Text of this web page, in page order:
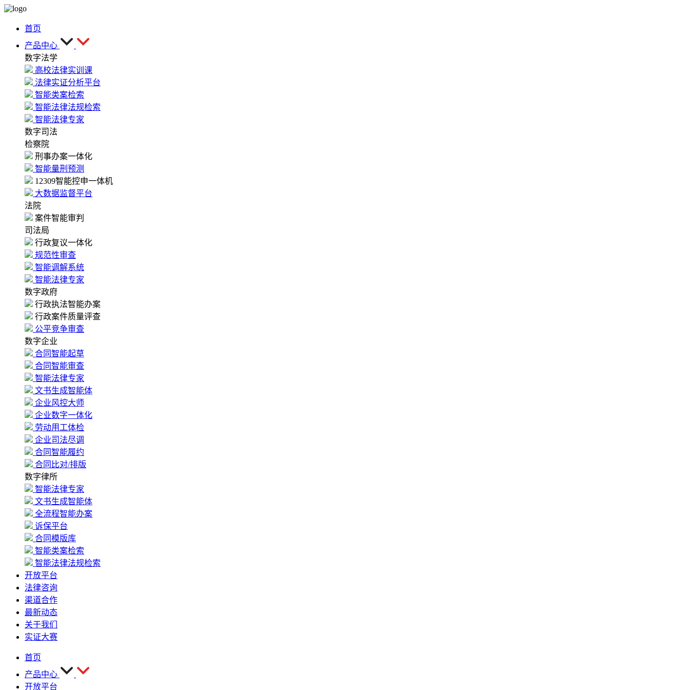
首页
产品中心
数字法学
高校法律实训课
法律实证分析平台
智能类案检索
智能法律法规检索
智能法律专家
数字司法
检察院
刑事办案一体化
智能量刑预测
12309智能控申一体机
大数据监督平台
法院
案件智能审判
司法局
行政复议一体化
规范性审查
智能调解系统
智能法律专家
数字政府
行政执法智能办案
行政案件质量评查
公平竞争审查
数字企业
合同智能起草
合同智能审查
智能法律专家
文书生成智能体
企业风控大师
企业数字一体化
劳动用工体检
企业司法尽调
合同智能履约
合同比对/排版
数字律所
智能法律专家
文书生成智能体
全流程智能办案
诉保平台
合同模版库
智能类案检索
智能法律法规检索
开放平台
法律咨询
渠道合作
最新动态
关于我们
实证大赛
首页
产品中心
开放平台